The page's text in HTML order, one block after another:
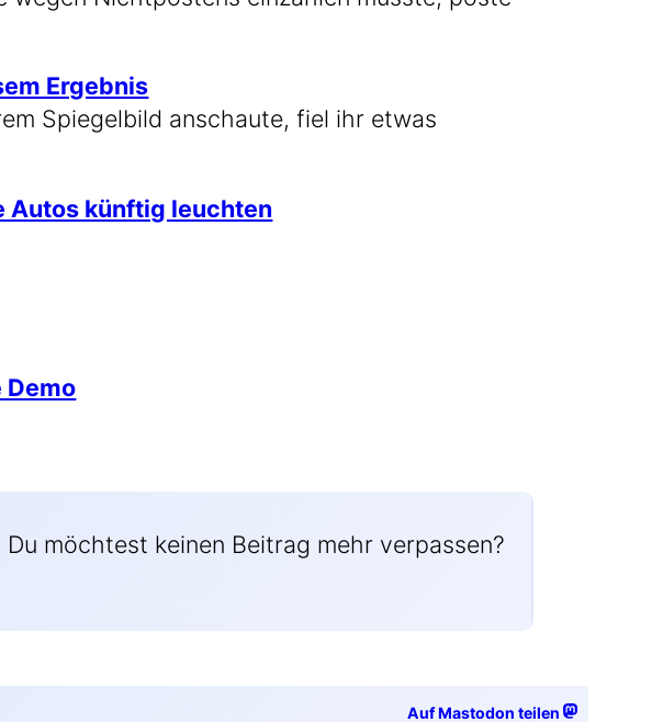
Ergeb­nis
Spie­gel­bild anschau­te, fiel ihr etwas
Autos künf­tig leuch­ten
Demo
möch­test kei­nen Bei­trag mehr ver­pas­sen?
Auf Mastodon teilen